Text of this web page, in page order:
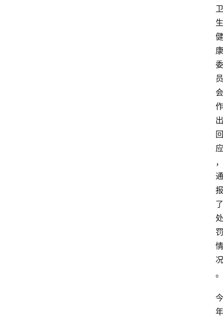
卫
生
健
康
委
员
会
作
出
回
应
，
通
报
了
处
罚
情
况
。
今
年